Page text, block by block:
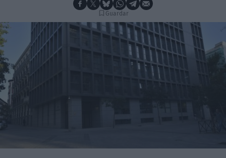
Guardar